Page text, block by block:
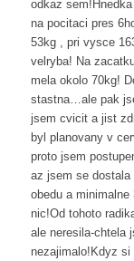
odkaz
na pocitaci pres
53kg , pri vysce
velryba! Na
mela okolo 70kg!
stastna…ale pak
jsem cvicit a jist
byl planovany v
proto jsem
az jsem se
obedu a
nic!Od tohoto
ale neresila-chtela
nezajimalo!Kdyz